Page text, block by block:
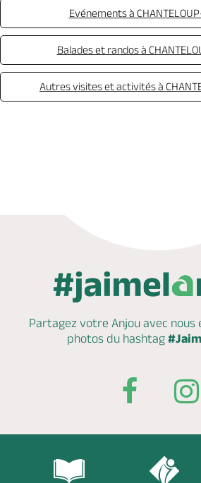
Evénements à
Balades et randos à
Autres visites et activités à
Partagez votre Anjou avec nous
photos du hashtag